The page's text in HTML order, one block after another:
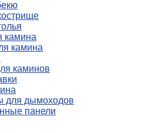
камина
камина
каминов
для дымоходов
панели